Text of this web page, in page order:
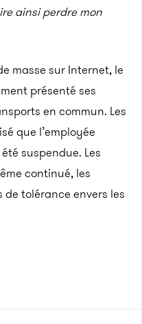
ainsi perdre mon
masse sur Internet, le
présenté ses
en commun. Les
que l’employée
suspendue. Les
continué, les
tolérance envers les